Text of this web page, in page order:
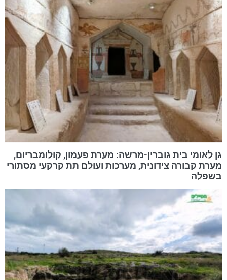
גן לאומי בית גוברין-מרשה: מערת פעמון, קולומבריום,
מערת קבורה צידונית, מערכות ועולם תת קרקעי מסתורי
בשפלה